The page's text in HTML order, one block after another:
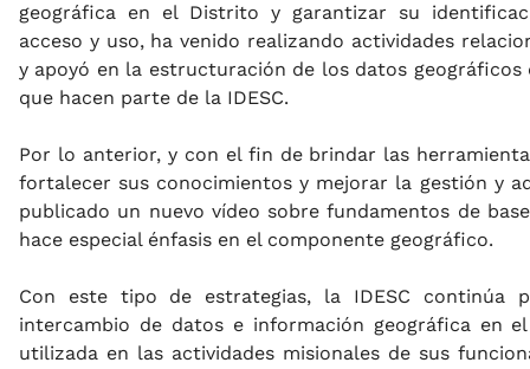
geográfica en el Distrito y garantizar su
acceso y uso, ha venido realizando actividades
y apoyó en la estructuración de los datos geográficos
que hacen parte de la IDESC.
Por lo anterior, y con el fin de brindar las
fortalecer sus conocimientos y mejorar la gestión y
publicado un nuevo vídeo sobre fundamentos de
hace especial énfasis en el componente geográfico.
Con este tipo de estrategias, la IDESC continúa
intercambio de datos e información geográfica en
utilizada en las actividades misionales de sus